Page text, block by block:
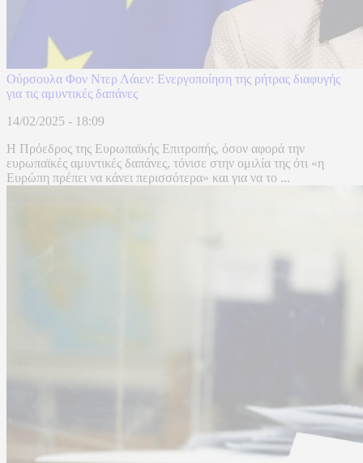
Ούρσουλα Φον Ντερ Λάιεν: Ενεργοποίηση της ρήτρας διαφυγής
για τις αμυντικές δαπάνες
14/02/2025 - 18:09
Η Πρόεδρος της Ευρωπαϊκής Επιτροπής, όσον αφορά την
ευρωπαϊκές αμυντικές δαπάνες, τόνισε στην ομιλία της ότι «η
Ευρώπη πρέπει να κάνει περισσότερα» και για να το ...